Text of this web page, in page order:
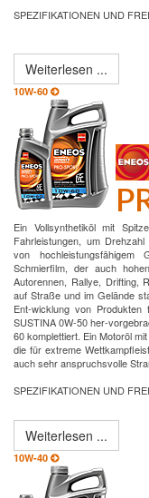
SPEZIFIKATIONEN UND
Weiterlesen ...
10W-60
Ein Vollsynthetiköl mit
Fahrleistungen, um
von hochleistungsfähigem
Schmierfilm, der auch
Autorennen, Rallye, Drifting,
auf Straße und im Gelände
Ent-wicklung von
SUSTINA 0W-50 her-
60 komplettiert. Ein Motoröl
die für extreme
auch sehr anspruchsvolle
SPEZIFIKATIONEN UND
Weiterlesen ...
10W-40